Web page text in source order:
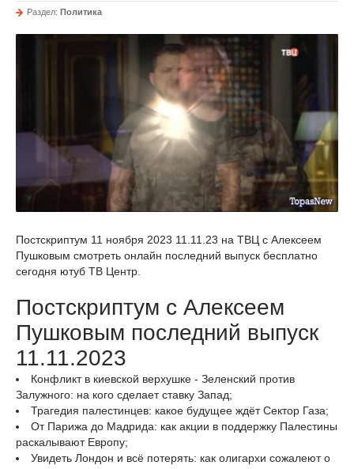
Раздел: Политика
Постскриптум 11 ноября 2023 11.11.23 на ТВЦ с Алексеем
Пушковым смотреть онлайн последний выпуск бесплатно
сегодня ютуб ТВ Центр.
Постскриптум с Алексеем
Пушковым последний выпуск
11.11.2023
Конфликт в киевской верхушке - Зеленский против
Залужного: на кого сделает ставку Запад;
Трагедия палестинцев: какое будущее ждёт Сектор Газа;
От Парижа до Мадрида: как акции в поддержку Палестины
раскалывают Европу;
Увидеть Лондон и всё потерять: как олигархи сожалеют о